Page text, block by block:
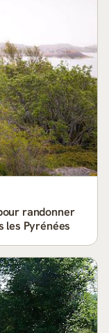
randonner
les Pyrénées